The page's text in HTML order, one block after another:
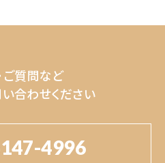
ご質問など
合わせください
4996